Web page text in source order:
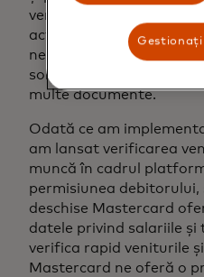
verificare și de
actualiza datele
necesar, fără a fi nevoie
solicităm o nouă
multe documente.
Odată ce am
am lansat verificarea
muncă în cadrul
permisiunea debitorului,
deschise Mastercard
datele privind salariile
verifica rapid veniturile
Mastercard ne oferă o